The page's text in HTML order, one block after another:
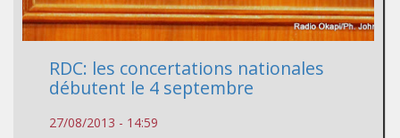
RDC: les concertations nationales
débutent le 4 septembre
27/08/2013 - 14:59